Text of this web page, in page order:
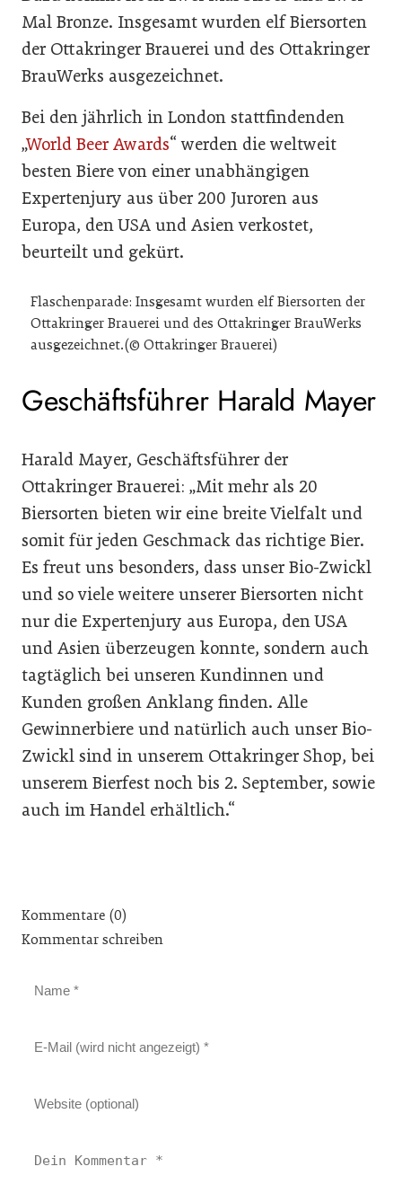
Mal Bronze. Insgesamt wurden elf Biersorten
der Ottakringer Brauerei und des Ottakringer
BrauWerks ausgezeichnet.
Bei den jährlich in London stattfindenden
„World Beer Awards“ werden die weltweit
besten Biere von einer unabhängigen
Expertenjury aus über 200 Juroren aus
Europa, den USA und Asien verkostet,
beurteilt und gekürt.
Flaschenparade: Insgesamt wurden elf Biersorten der
Ottakringer Brauerei und des Ottakringer BrauWerks
ausgezeichnet.(© Ottakringer Brauerei)
Geschäftsführer Harald Mayer
Harald Mayer, Geschäftsführer der
Ottakringer Brauerei: „Mit mehr als 20
Biersorten bieten wir eine breite Vielfalt und
somit für jeden Geschmack das richtige Bier.
Es freut uns besonders, dass unser Bio-Zwickl
und so viele weitere unserer Biersorten nicht
nur die Expertenjury aus Europa, den USA
und Asien überzeugen konnte, sondern auch
tagtäglich bei unseren Kundinnen und
Kunden großen Anklang finden. Alle
Gewinnerbiere und natürlich auch unser Bio-
Zwickl sind in unserem Ottakringer Shop, bei
unserem Bierfest noch bis 2. September, sowie
auch im Handel erhältlich.“
Kommentare (0)
Kommentar schreiben